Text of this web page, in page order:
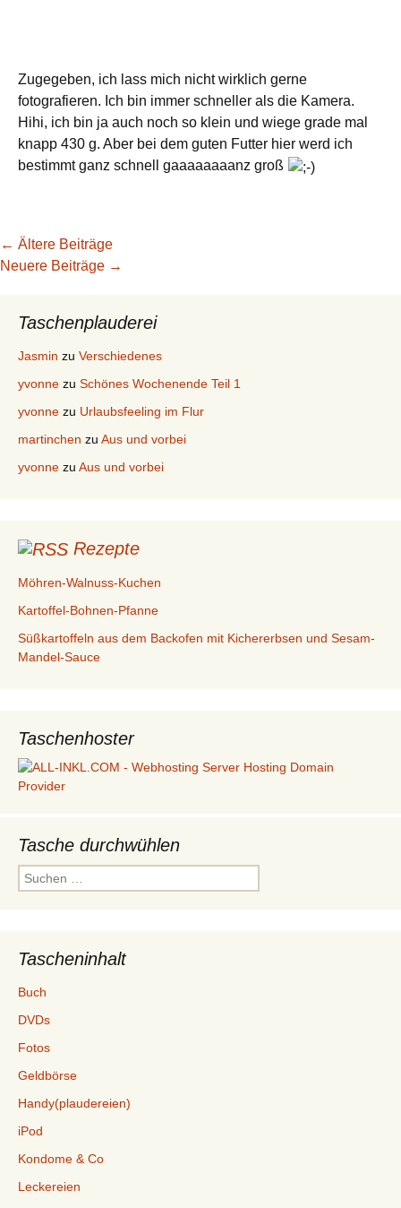
Zugegeben, ich lass mich nicht wirklich gerne
fotografieren. Ich bin immer schneller als die Kamera.
Hihi, ich bin ja auch noch so klein und wiege grade mal
knapp 430 g. Aber bei dem guten Futter hier werd ich
bestimmt ganz schnell gaaaaaaaanz groß
Beitragsnavigation
← Ältere Beiträge
Neuere Beiträge →
Taschenplauderei
Jasmin zu Verschiedenes
yvonne zu Schönes Wochenende Teil 1
yvonne zu Urlaubsfeeling im Flur
martinchen zu Aus und vorbei
yvonne zu Aus und vorbei
Rezepte
Möhren-Walnuss-Kuchen
Kartoffel-Bohnen-Pfanne
Süßkartoffeln aus dem Backofen mit Kichererbsen und Sesam-
Mandel-Sauce
Taschenhoster
Tasche durchwühlen
Suchen
nach:
Tascheninhalt
Buch
DVDs
Fotos
Geldbörse
Handy(plaudereien)
iPod
Kondome & Co
Leckereien